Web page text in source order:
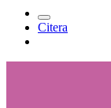
Citera